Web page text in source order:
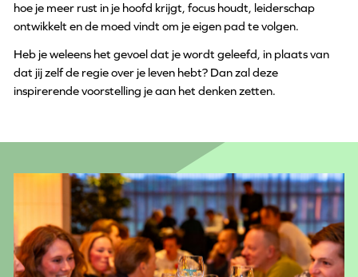
hoe je meer rust in je hoofd krijgt, focus houdt, leiderschap
ontwikkelt en de moed vindt om je eigen pad te volgen.
Heb je weleens het gevoel dat je wordt geleefd, in plaats van
dat jij zelf de regie over je leven hebt? Dan zal deze
inspirerende voorstelling je aan het denken zetten.